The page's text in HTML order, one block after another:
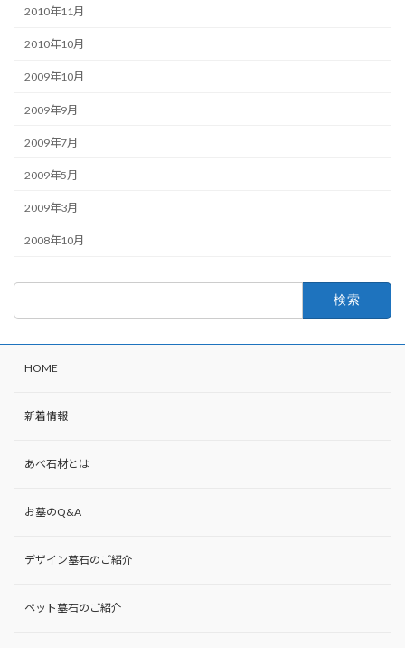
2010年11月
2010年10月
2009年10月
2009年9月
2009年7月
2009年5月
2009年3月
2008年10月
HOME
新着情報
あべ石材とは
お墓のQ&A
デザイン墓石のご紹介
ペット墓石のご紹介